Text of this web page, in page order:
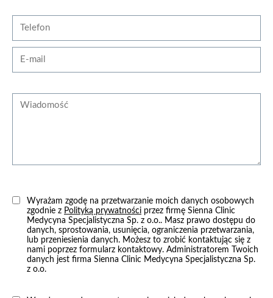
Wyrażam zgodę na przetwarzanie moich danych osobowych
zgodnie z Polityką prywatności przez firmę Sienna Clinic
Medycyna Specjalistyczna Sp. z o.o.. Masz prawo dostępu do
danych, sprostowania, usunięcia, ograniczenia przetwarzania,
lub przeniesienia danych. Możesz to zrobić kontaktując się z
nami poprzez formularz kontaktowy. Administratorem Twoich
danych jest firma Sienna Clinic Medycyna Specjalistyczna Sp.
z o.o.